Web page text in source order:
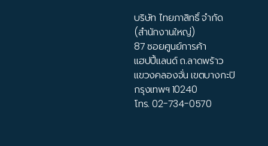
บริษัท ไทยภาสิทธิ์ จำกัด
(สำนักงานใหญ่)
87 ซอยศูนย์การค้า
แฮปปี้แลนด์ ถ.ลาดพร้าว
แขวงคลองจั่น เขตบางกะปิ
กรุงเทพฯ 10240
โทร.02-734-0570